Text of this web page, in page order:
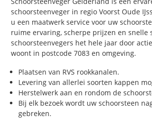
schoorsteenveger in regio Voorst Oude
u een maatwerk service voor uw
ruime ervaring, scherpe prijzen en snelle
schoorsteenvegers het hele jaar door
woont in postcode 7083 en omgeving.
Plaatsen van RVS rookkanalen.
Levering van allerlei soorten kappen
Herstelwerk aan en rondom de
Bij elk bezoek wordt uw schoorsteen
gebreken.